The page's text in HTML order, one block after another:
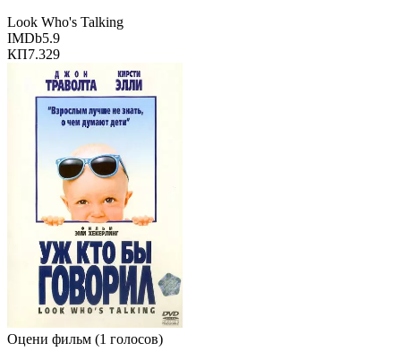
Look Who's Talking
IMDb5.9
КП7.329
Оцени фильм (1 голосов)